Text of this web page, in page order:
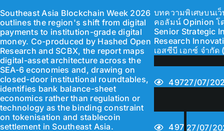
Southeast Asia Blockchain Week 2026
outlines the region's shift from digital
payments to institution-grade digital
money. Co-produced by Hashed Open
Research and SCBX, the report maps
digital-asset architecture across the
SEA-6 economies and, drawing on
closed-door institutional roundtables,
identifies bank balance-sheet
economics rather than regulation or
technology as the binding constraint
on tokenisation and stablecoin
settlement in Southeast Asia.
บทความพิเศษบนเว็
คอลัมน์ Opinion
Senior Strategic
Research
เอสซีบี เอกซ์ จำกั
49727/07/
497 27/07/